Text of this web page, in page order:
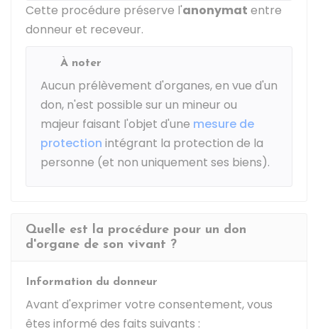
Cette procédure préserve l'anonymat entre
donneur et receveur.
À noter
Aucun prélèvement d'organes, en vue d'un
don, n'est possible sur un mineur ou
majeur faisant l'objet d'une mesure de
protection intégrant la protection de la
personne (et non uniquement ses biens).
Quelle est la procédure pour un don
d'organe de son vivant ?
Information du donneur
Avant d'exprimer votre consentement, vous
êtes informé des faits suivants :